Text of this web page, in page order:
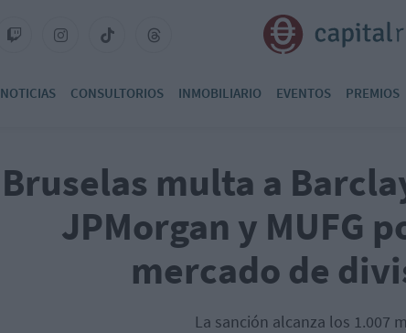
NOTICIAS CONSULTORIOS INMOBILIARIO EVENTOS PREMIOS
Bruselas multa a
JPMorgan y MUFG
mercado de
La sanción alcanza los 1.007